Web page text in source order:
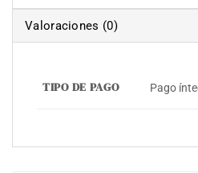
Valoraciones (0)
TIPO DE PAGO Pago